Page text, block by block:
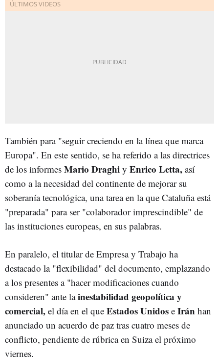
También para "seguir creciendo en la línea que marca
Europa". En este sentido, se ha referido a las directrices
de los informes Mario Draghi y Enrico Letta, así
como a la necesidad del continente de mejorar su
soberanía tecnológica, una tarea en la que Cataluña está
"preparada" para ser "colaborador imprescindible" de
las instituciones europeas, en sus palabras.
En paralelo, el titular de Empresa y Trabajo ha
destacado la "flexibilidad" del documento, emplazando
a los presentes a "hacer modificaciones cuando
consideren" ante lainestabilidad geopolítica y
comercial, el día en el que Estados Unidos e Irán han
anunciado un acuerdo de paz tras cuatro meses de
conflicto, pendiente de rúbrica en Suiza el próximo
viernes.